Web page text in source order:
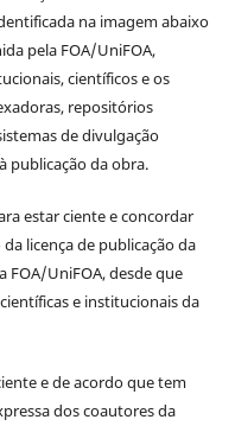
na imagem abaixo
pela FOA/UniFOA,
científicos e os
repositórios
de divulgação
publicação da obra.
estar ciente e concordar
licença de publicação da
UniFOA, desde que
e institucionais da
e de acordo que tem
dos coautores da